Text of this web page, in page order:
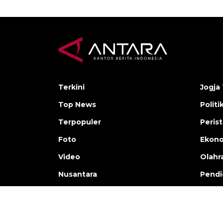
Terkini
Top News
Terpopuler
Foto
Video
Nusantara
Jogja